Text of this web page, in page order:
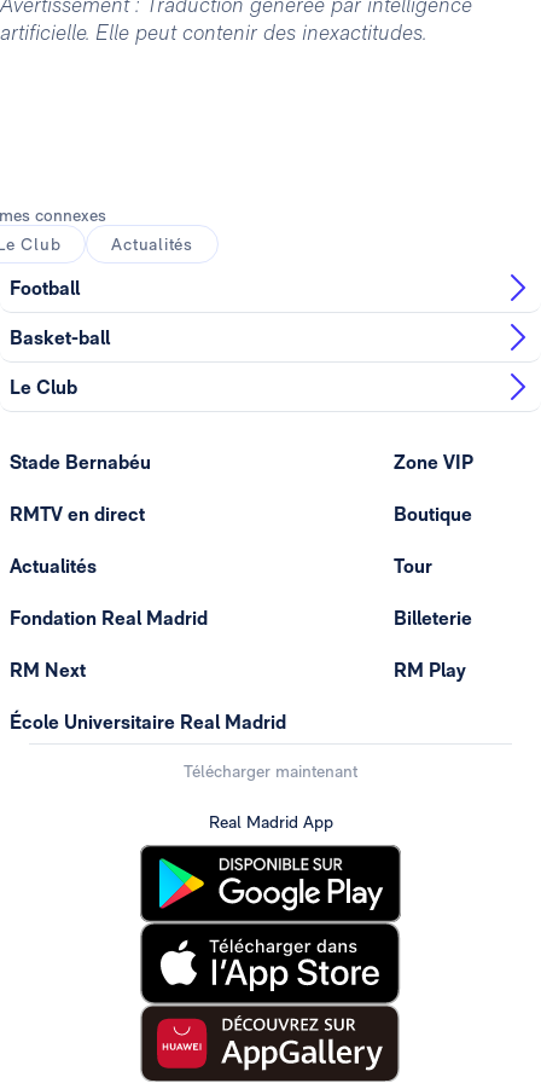
artificielle. Elle peut contenir des inexactitudes.
connexes
Club
Actualités
Football
Basket-ball
Le Club
Stade Bernabéu
RMTV en direct
Actualités
Fondation Real Madrid
RM Next
École Universitaire Real Madrid
Zone VIP
Boutique
Tour
Billeterie
RM Play
Télécharger maintenant
Real Madrid App